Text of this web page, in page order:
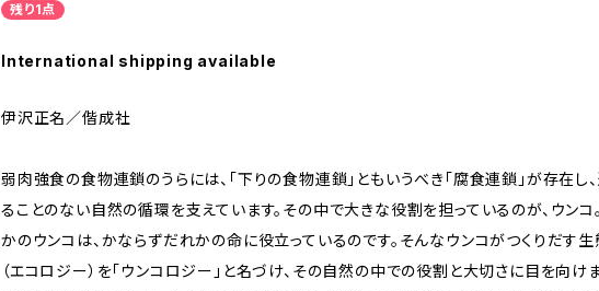
残り1点
International shipping available
伊沢正名／偕成社
弱肉強食の食物連鎖のうらには、「下りの食物連鎖」ともいうべき「腐食連鎖」が存在し
ることのない自然の循環を支えています。その中で大きな役割を担っているのが、ウンコ
かのウンコは、かならずだれかの命に役立っているのです。そんなウンコがつくりだす生
（エコロジー）を「ウンコロジー」と名づけ、その自然の中での役割と大切さに目を向けま